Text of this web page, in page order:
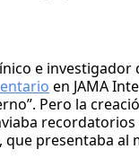
e
en JAMA
Pero la
presentaba al